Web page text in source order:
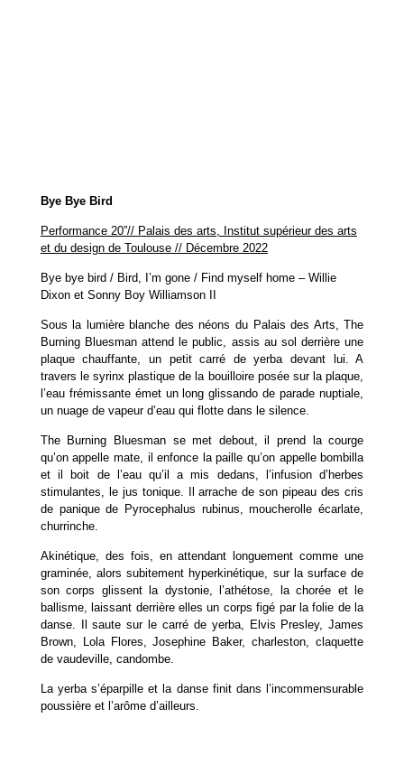
Bye Bye Bird
Performance 20”// Palais des arts, Institut supérieur des arts
et du design de Toulouse // Décembre 2022
Bye bye bird / Bird, I’m gone / Find myself home – Willie
Dixon et Sonny Boy Williamson II
Sous la lumière blanche des néons du Palais des Arts, The
Burning Bluesman attend le public, assis au sol derrière une
plaque chauffante, un petit carré de yerba devant lui. A
travers le syrinx plastique de la bouilloire posée sur la plaque,
l’eau frémissante émet un long glissando de parade nuptiale,
un nuage de vapeur d’eau qui flotte dans le silence.
The Burning Bluesman se met debout, il prend la courge
qu’on appelle mate, il enfonce la paille qu’on appelle bombilla
et il boit de l’eau qu’il a mis dedans, l’infusion d’herbes
stimulantes, le jus tonique. Il arrache de son pipeau des cris
de panique de Pyrocephalus rubinus, moucherolle écarlate,
churrinche.
Akinétique, des fois, en attendant longuement comme une
graminée, alors subitement hyperkinétique, sur la surface de
son corps glissent la dystonie, l’athétose, la chorée et le
ballisme, laissant derrière elles un corps figé par la folie de la
danse. Il saute sur le carré de yerba, Elvis Presley, James
Brown, Lola Flores, Josephine Baker, charleston, claquette
de vaudeville, candombe.
La yerba s’éparpille et la danse finit dans l’incommensurable
poussière et l’arôme d’ailleurs.